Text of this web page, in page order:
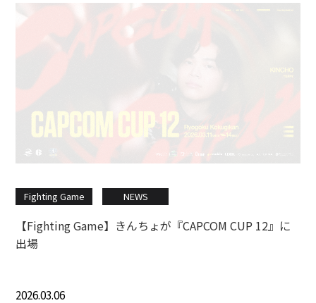
Fighting Game NEWS
【Fighting Game】きんちょが『CAPCOM CUP 12』に
出場
2026.03.06